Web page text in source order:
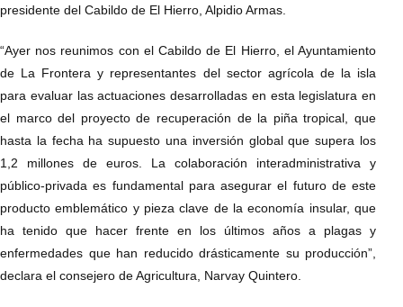
presidente del Cabildo de El Hierro, Alpidio Armas.
“Ayer nos reunimos con el Cabildo de El Hierro, el Ayuntamiento
de La Frontera y representantes del sector agrícola de la isla
para evaluar las actuaciones desarrolladas en esta legislatura en
el marco del proyecto de recuperación de la piña tropical, que
hasta la fecha ha supuesto una inversión global que supera los
1,2 millones de euros. La colaboración interadministrativa y
público-privada es fundamental para asegurar el futuro de este
producto emblemático y pieza clave de la economía insular, que
ha tenido que hacer frente en los últimos años a plagas y
enfermedades que han reducido drásticamente su producción”,
declara el consejero de Agricultura, Narvay Quintero.